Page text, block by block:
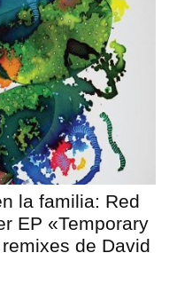
la familia: Red
EP «Temporary
de David